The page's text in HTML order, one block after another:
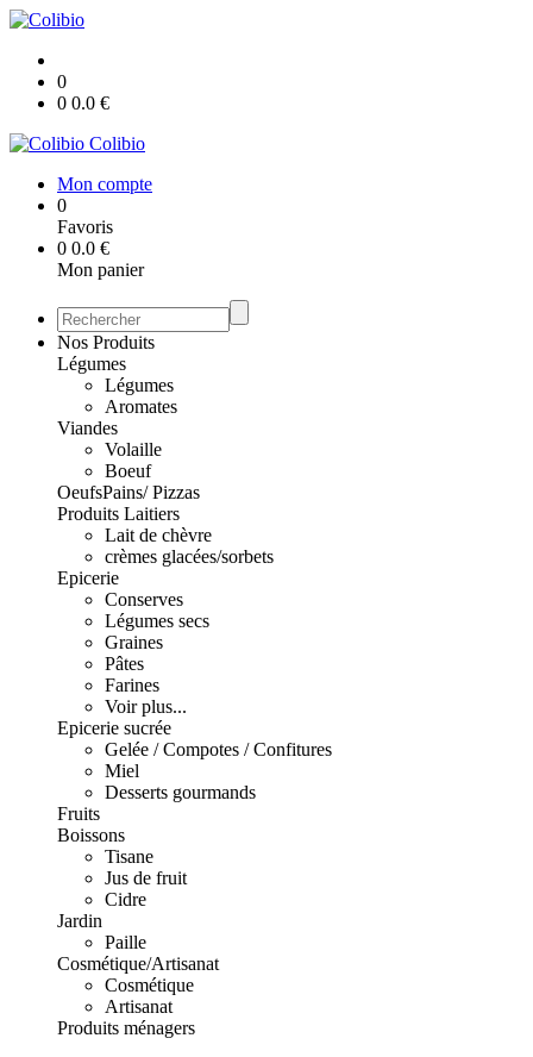
0
0 0.0 €
Colibio
Mon compte
0
Favoris
0 0.0 €
Mon panier
Nos Produits
Légumes
Légumes
Aromates
Viandes
Volaille
Boeuf
OeufsPains/ Pizzas
Produits Laitiers
Lait de chèvre
crèmes glacées/sorbets
Epicerie
Conserves
Légumes secs
Graines
Pâtes
Farines
Voir plus...
Epicerie sucrée
Gelée / Compotes / Confitures
Miel
Desserts gourmands
Fruits
Boissons
Tisane
Jus de fruit
Cidre
Jardin
Paille
Cosmétique/Artisanat
Cosmétique
Artisanat
Produits ménagers